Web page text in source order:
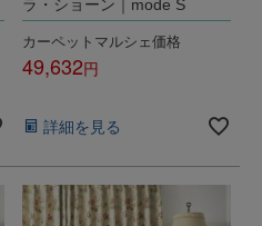
ラ・ショーン｜mode S
カーペットマルシェ価格
49,632
詳細を見る